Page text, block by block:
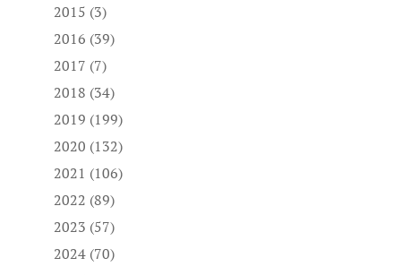
2015 (3)
2016 (39)
2017 (7)
2018 (34)
2019 (199)
2020 (132)
2021 (106)
2022 (89)
2023 (57)
2024(70)